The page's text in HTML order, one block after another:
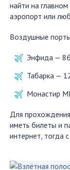
найти на
аэропорт или
Воздушные
Энфида —
Табарка —
Монастир
Для
иметь билеты и
интернет, тогда